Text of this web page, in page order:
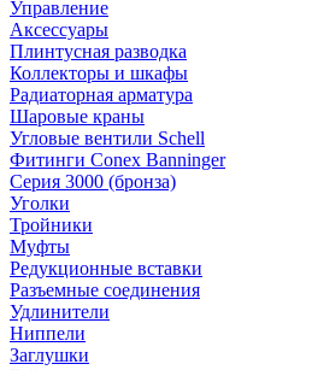
Управление
Аксессуары
Плинтусная разводка
Коллекторы и шкафы
Радиаторная арматура
Шаровые краны
Угловые вентили Schell
Фитинги Conex Banninger
Серия 3000 (бронза)
Уголки
Тройники
Муфты
Редукционные вставки
Разъемные соединения
Удлинители
Ниппели
Заглушки